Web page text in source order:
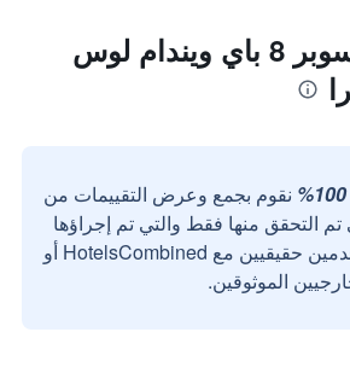
تقييمات حول سوبر 8 باي ويندام لوس
نقوم بجمع وعرض التقييمات من
تم التحقق منها فقط والتي تم إجراؤها
بواسطة مستخدمين حقيقيين مع HotelsCombined أو
الموثوقين.